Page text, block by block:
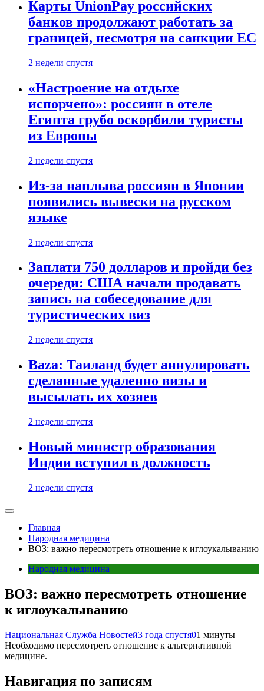
Карты UnionPay российских
банков продолжают работать за
границей, несмотря на санкции ЕС
2 недели спустя
«Настроение на отдыхе
испорчено»: россиян в отеле
Египта грубо оскорбили туристы
из Европы
2 недели спустя
Из-за наплыва россиян в Японии
появились вывески на русском
языке
2 недели спустя
Заплати 750 долларов и пройди без
очереди: США начали продавать
запись на собеседование для
туристических виз
2 недели спустя
Baza: Таиланд будет аннулировать
сделанные удаленно визы и
высылать их хозяев
2 недели спустя
Новый министр образования
Индии вступил в должность
2 недели спустя
Главная
Народная медицина
ВОЗ: важно пересмотреть отношение к иглоукалыванию
Народная медицина
ВОЗ: важно пересмотреть отношение
к иглоукалыванию
Национальная Служба Новостей3 года спустя01 минуты
Необходимо пересмотреть отношение к альтернативной
медицине.
Навигация по записям